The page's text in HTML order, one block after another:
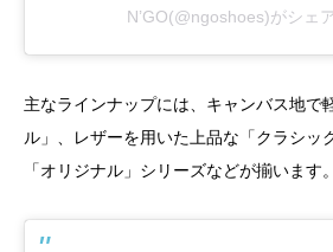
N’GO(@ngoshoes)がシェ
主なラインナップには、キャンバス地で
ル」、レザーを用いた上品な「クラシッ
「オリジナル」シリーズなどが揃います。